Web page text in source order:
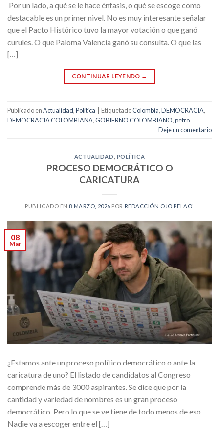
Por un lado, a qué se le hace énfasis, o qué se escoge como
destacable es un primer nivel. No es muy interesante señalar
que el Pacto Histórico tuvo la mayor votación o que ganó
curules. O que Paloma Valencia ganó su consulta. O que las
[…]
CONTINUAR LEYENDO →
Publicado enActualidad,Política | EtiquetadoColombia,DEMOCRACIA,
DEMOCRACIA COLOMBIANA,GOBIERNO COLOMBIANO,petro
Deje un comentario
ACTUALIDAD POLÍTICA
PROCESO DEMOCRÁTICO O
CARICATURA
PUBLICADO EN 8 MARZO, 2026 POR REDACCIÓN OJO PELAO'
08
Mar
¿Estamos ante un proceso político democrático o ante la
caricatura de uno? El listado de candidatos al Congreso
comprende más de 3000 aspirantes. Se dice que por la
cantidad y variedad de nombres es un gran proceso
democrático. Pero lo que se ve tiene de todo menos de eso.
Nadie va a escoger entre el […]